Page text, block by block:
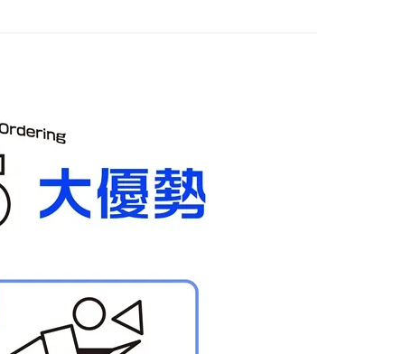
，滿NT$3,000(含以上)免運費
取，需自備購物袋取貨唷。